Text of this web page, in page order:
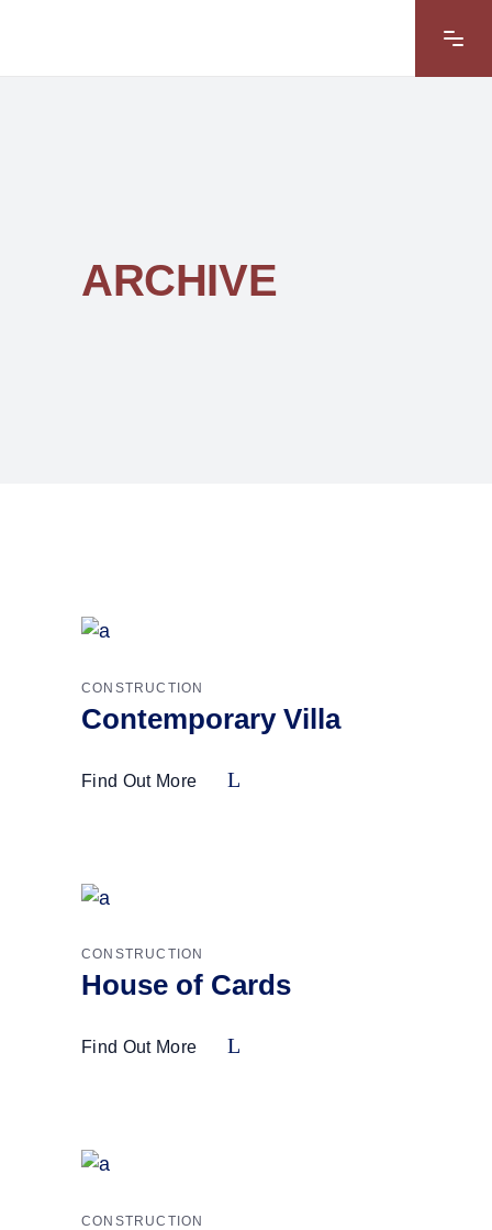
ARCHIVE
CONSTRUCTION
Contemporary Villa
Find Out More
CONSTRUCTION
House of Cards
Find Out More
CONSTRUCTION